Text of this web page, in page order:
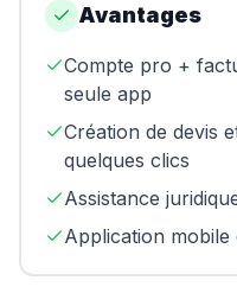
Avantages
Compte pro +
seule app
Création de devis
quelques clics
Assistance
Application mobile